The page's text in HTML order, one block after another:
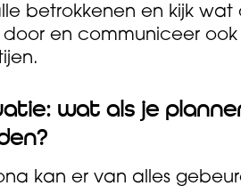
betrokkenen en kijk wat
en communiceer
wat als je
kan er van alles